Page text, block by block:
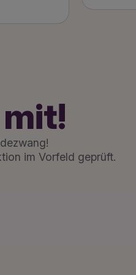
im Vorfeld geprüft.